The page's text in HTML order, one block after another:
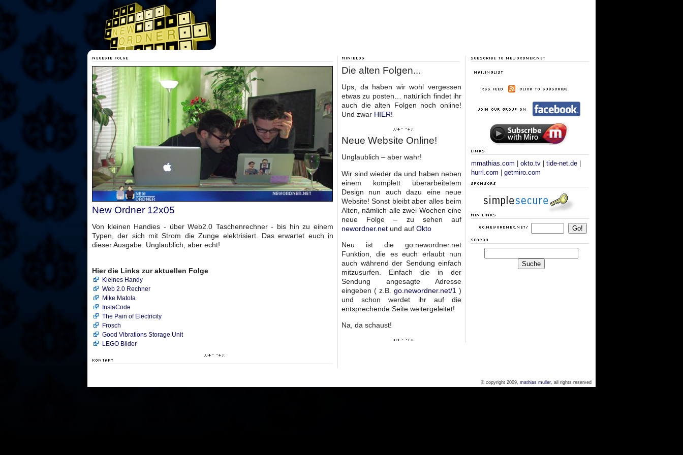
New Ordner 12x05
Von kleinen Handies - über Web2.0 Taschenrechner - bis hin zu einem
Typen, der sich mit Strom die Zunge elektrisiert. Das erwartet euch in
dieser Ausgabe. Unglaublich, aber echt!
Hier die Links zur aktuellen Folge
Kleines Handy
Web 2.0 Rechner
Mike Matola
InstaCode
The Pain of Electricity
Frosch
Good Vibrations Storage Unit
LEGO Bilder
mmathias.com okto.tv tide-net.de
hurrl.com
getmiro.com
Die alten Folgen...
Ups, da haben wir wohl vergessen
etwas zu posten… natürlich findet ihr
auch die alten Folgen noch online!
Und zwar HIER!
Neue Website Online!
Unglaublich – aber wahr!
Wir sind wieder da und haben neben
einem komplett überarbeitetem
Design nun auch dazu eine neue
Website! Sonst bleibt aber alles beim
Alten, nämlich alle zwei Wochen eine
neue Folge – zu sehen auf
newordner.net und auf Okto
Neu ist die go.newordner.net
Funktion, die es euch erlaubt nun
auch während der Sendung einfach
mitzusurfen. Einfach die in der
Sendung angesagte Adresse
eingeben ( z.B. go.newordner.net/1 )
und schon werdet ihr auf die
entsprechende Seite weitergeleitet!
Na, da schaust!
© copyright 2009, mathias müller, all rights reserved